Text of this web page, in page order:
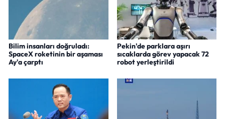
Bilim insanları doğruladı:
SpaceX roketinin bir aşaması
Ay'a çarptı
Pekin'de parklara aşırı
sıcaklarda görev yapacak 72
robot yerleştirildi